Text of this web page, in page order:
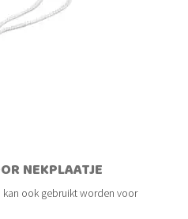
NEKPLAATJE
ook gebruikt worden voor